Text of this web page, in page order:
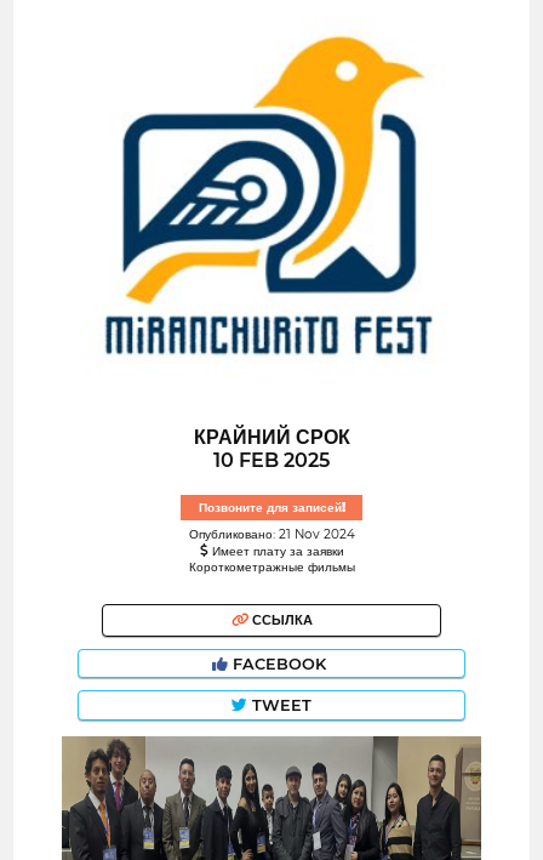
КРАЙНИЙ СРОК
10 FEB 2025
Позвоните для записей!
Опубликовано: 21 Nov 2024
Имеет плату за заявки
Короткометражные фильмы
ССЫЛКА
FACEBOOK
TWEET